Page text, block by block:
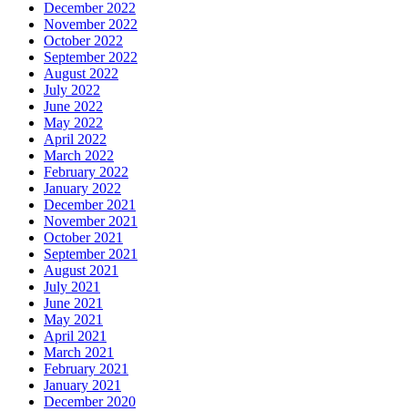
December 2022
November 2022
October 2022
September 2022
August 2022
July 2022
June 2022
May 2022
April 2022
March 2022
February 2022
January 2022
December 2021
November 2021
October 2021
September 2021
August 2021
July 2021
June 2021
May 2021
April 2021
March 2021
February 2021
January 2021
December 2020